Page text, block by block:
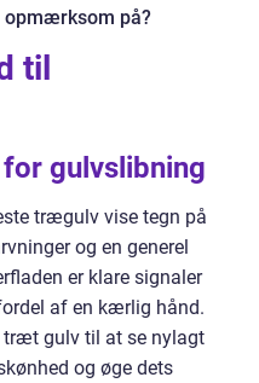
opmærksom på?
til
gulvslibning
trægulv vise tegn på
og en generel
er klare signaler
af en kærlig hånd.
træt gulv til at se nylagt
og øge dets